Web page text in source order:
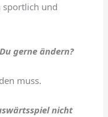
sportlich und
gerne ändern?
muss.
nicht